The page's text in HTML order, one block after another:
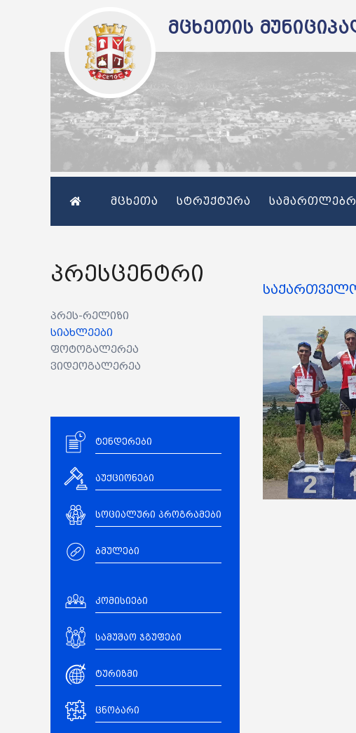
მცხეთის
მცხეთა სტრუქტურა
პრესცენტრი
პრეს-რელიზი
სიახლეები
ფოტოგალერეა
ვიდეოგალერეა
ტენდერები
აუქციონები
სოციალური პროგრამები
ბმულები
კომისიები
სამუშაო ჯგუფები
ტურიზმი
ცნობარი